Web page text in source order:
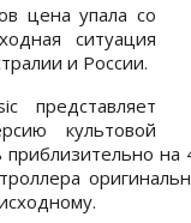
цена упала со
ситуация
и России.
представляет
культовой
приблизительно